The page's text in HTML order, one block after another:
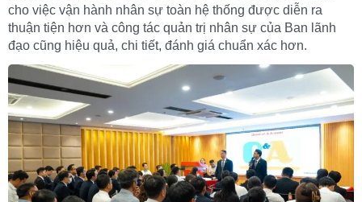
cho việc vận hành nhân sự toàn hệ thống được diễn ra
thuận tiện hơn và công tác quản trị nhân sự của Ban lãnh
đạo cũng hiệu quả, chi tiết, đánh giá chuẩn xác hơn.